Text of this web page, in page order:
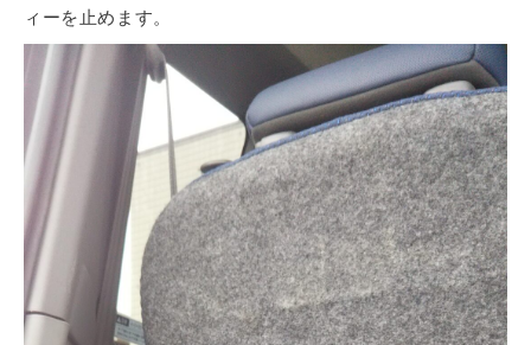
ィーを止めます。